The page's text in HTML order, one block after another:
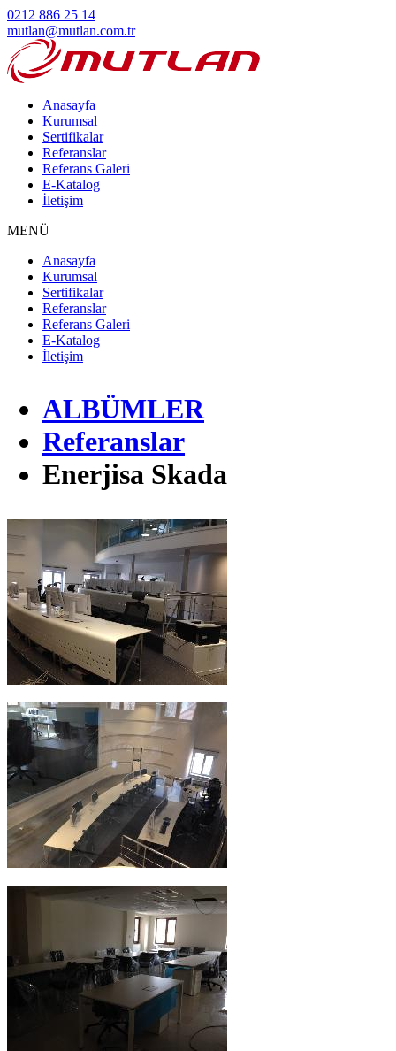
0212 886 25 14
mutlan@mutlan.com.tr
Anasayfa
Kurumsal
Sertifikalar
Referanslar
Referans Galeri
E-Katalog
İletişim
MENÜ
Anasayfa
Kurumsal
Sertifikalar
Referanslar
Referans Galeri
E-Katalog
İletişim
ALBÜMLER
Referanslar
Enerjisa Skada